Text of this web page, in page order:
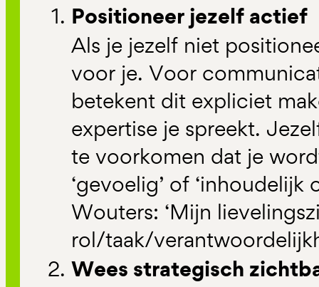
Positioneer jezelf actief
Als je jezelf niet
voor je. Voor
betekent dit expliciet
expertise je spreekt.
te voorkomen dat je
‘gevoelig’ of ‘inhoudelijk
Wouters: ‘Mijn
rol/taak/
Wees strategisch